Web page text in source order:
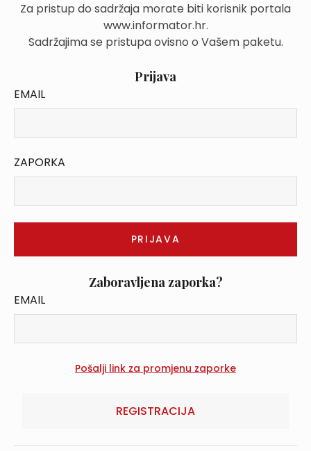
Za pristup do sadržaja morate biti korisnik portala
www.informator.hr.
Sadržajima se pristupa ovisno o Vašem paketu.
Prijava
EMAIL
ZAPORKA
Zaboravljena zaporka?
EMAIL
REGISTRACIJA